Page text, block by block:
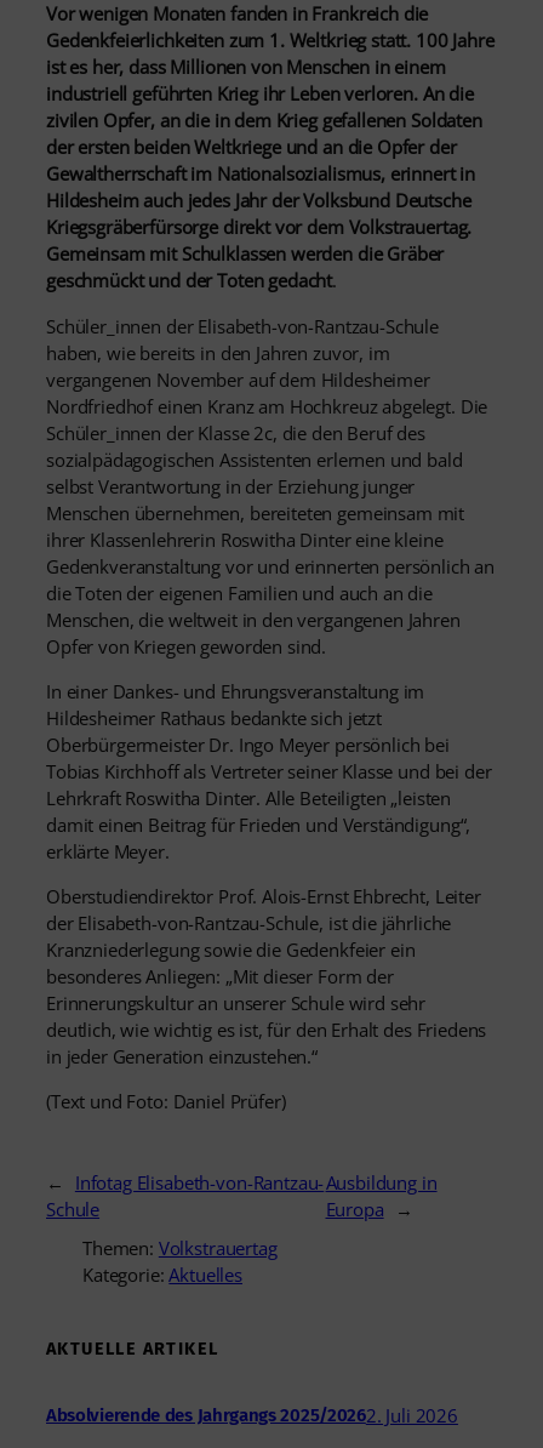
Vor wenigen Monaten fanden in Frankreich die
Gedenkfeierlichkeiten zum 1. Weltkrieg statt. 100 Jahre
ist es her, dass Millionen von Menschen in einem
industriell geführten Krieg ihr Leben verloren. An die
zivilen Opfer, an die in dem Krieg gefallenen Soldaten
der ersten beiden Weltkriege und an die Opfer der
Gewaltherrschaft im Nationalsozialismus, erinnert in
Hildesheim auch jedes Jahr der Volksbund Deutsche
Kriegsgräberfürsorge direkt vor dem Volkstrauertag.
Gemeinsam mit Schulklassen werden die Gräber
geschmückt und der Toten gedacht.
Schüler_innen der Elisabeth-von-Rantzau-Schule
haben, wie bereits in den Jahren zuvor, im
vergangenen November auf dem Hildesheimer
Nordfriedhof einen Kranz am Hochkreuz abgelegt. Die
Schüler_innen der Klasse 2c, die den Beruf des
sozialpädagogischen Assistenten erlernen und bald
selbst Verantwortung in der Erziehung junger
Menschen übernehmen, bereiteten gemeinsam mit
ihrer Klassenlehrerin Roswitha Dinter eine kleine
Gedenkveranstaltung vor und erinnerten persönlich an
die Toten der eigenen Familien und auch an die
Menschen, die weltweit in den vergangenen Jahren
Opfer von Kriegen geworden sind.
In einer Dankes- und Ehrungsveranstaltung im
Hildesheimer Rathaus bedankte sich jetzt
Oberbürgermeister Dr. Ingo Meyer persönlich bei
Tobias Kirchhoff als Vertreter seiner Klasse und bei der
Lehrkraft Roswitha Dinter. Alle Beteiligten „leisten
damit einen Beitrag für Frieden und Verständigung“,
erklärte Meyer.
Oberstudiendirektor Prof. Alois-Ernst Ehbrecht, Leiter
der Elisabeth-von-Rantzau-Schule, ist die jährliche
Kranzniederlegung sowie die Gedenkfeier ein
besonderes Anliegen: „Mit dieser Form der
Erinnerungskultur an unserer Schule wird sehr
deutlich, wie wichtig es ist, für den Erhalt des Friedens
in jeder Generation einzustehen.“
(Text und Foto: Daniel Prüfer)
←
Infotag Elisabeth-von-Rantzau-
Schule
Ausbildung in
Europa
→
Themen: Volkstrauertag
Kategorie:Aktuelles
AKTUELLE ARTIKEL
Absolvierende des Jahrgangs 2025/20262. Juli 2026